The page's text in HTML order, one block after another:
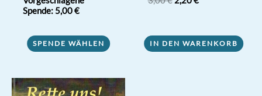
5.00
von 5
Spende: 5,00€
SPENDE WÄHLEN
5.00
IN DEN WARENKORB